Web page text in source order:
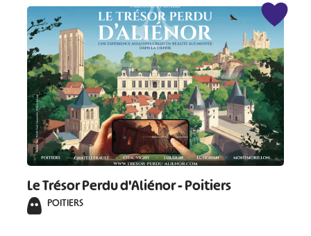
Le Trésor Perdu d'Aliénor - Poitiers
POITIERS